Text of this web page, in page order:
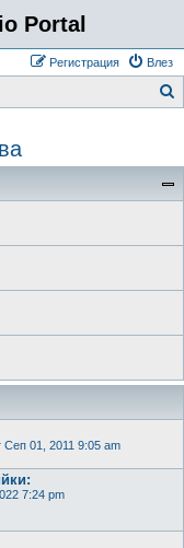
Portal
Влез
Регистрация
с
е
Сеп 01, 2011 9:05 am
7:24 pm